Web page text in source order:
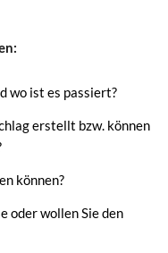
wo ist es passiert?
erstellt bzw. können
können?
oder wollen Sie den